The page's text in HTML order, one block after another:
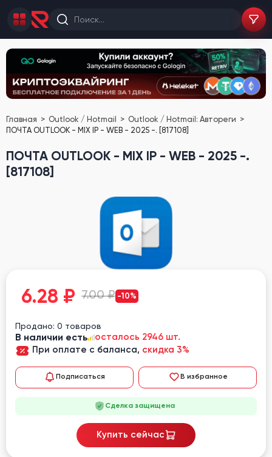
Главная Outlook / Hotmail
Outlook / Hotmail: Автореги
ПОЧТА OUTLOOK - MIX IP - WEB - 2025 -. [817108]
ПОЧТА OUTLOOK - MIX IP - WEB - 2025 -.
[817108]
6.28 ₽ 7.00 ₽ -10%
Продано: 0 товаров
В наличии есть
осталось 2946 шт.
При оплате с баланса, скидка 3%
Подписаться В избранное
Сделка защищена
Купить сейчас